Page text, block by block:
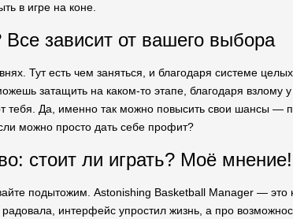
в игре на коне.
Все зависит от вашего выбора
Тут есть чем заняться, и благодаря системе
затащить на каком-то этапе, благодаря взлому
тебя. Да, именно так можно повысить свои шансы —
можно просто дать себе профит?
стоит ли играть? Моё мнение!
подытожим. Astonishing Basketball Manager — это
интерфейс упростил жизнь, а про